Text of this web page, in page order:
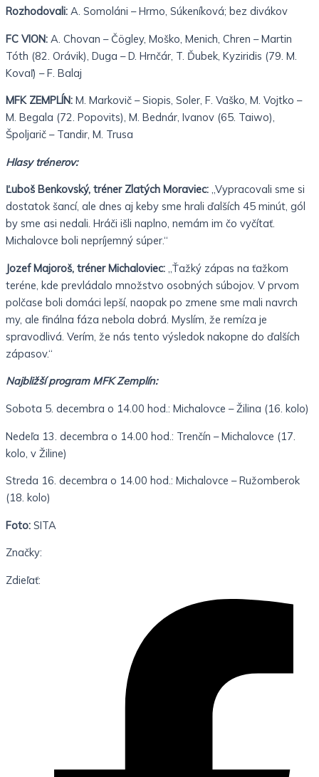
Rozhodovali: A. Somoláni – Hrmo, Súkeníková; bez divákov
FC VION: A. Chovan – Čögley, Moško, Menich, Chren – Martin
Tóth (82. Orávik), Duga – D. Hrnčár, T. Ďubek, Kyziridis (79. M.
Kovaľ) – F. Balaj
MFK ZEMPLÍN: M. Markovič – Siopis, Soler, F. Vaško, M. Vojtko –
M. Begala (72. Popovits), M. Bednár, Ivanov (65. Taiwo),
Špoljarič – Tandir, M. Trusa
Hlasy trénerov:
Ľuboš Benkovský, tréner Zlatých Moraviec: „Vypracovali sme si
dostatok šancí, ale dnes aj keby sme hrali ďalších 45 minút, gól
by sme asi nedali. Hráči išli naplno, nemám im čo vyčítať.
Michalovce boli nepríjemný súper.“
Jozef Majoroš, tréner Michaloviec: „Ťažký zápas na ťažkom
teréne, kde prevládalo množstvo osobných súbojov. V prvom
polčase boli domáci lepší, naopak po zmene sme mali navrch
my, ale finálna fáza nebola dobrá. Myslím, že remíza je
spravodlivá. Verím, že nás tento výsledok nakopne do ďalších
zápasov.“
Najbližší program MFK Zemplín:
Sobota 5. decembra o 14.00 hod.: Michalovce – Žilina (16. kolo)
Nedeľa 13. decembra o 14.00 hod.: Trenčín – Michalovce (17.
kolo, v Žiline)
Streda 16. decembra o 14.00 hod.: Michalovce – Ružomberok
(18. kolo)
Foto: SITA
Značky:
Zdieľať: